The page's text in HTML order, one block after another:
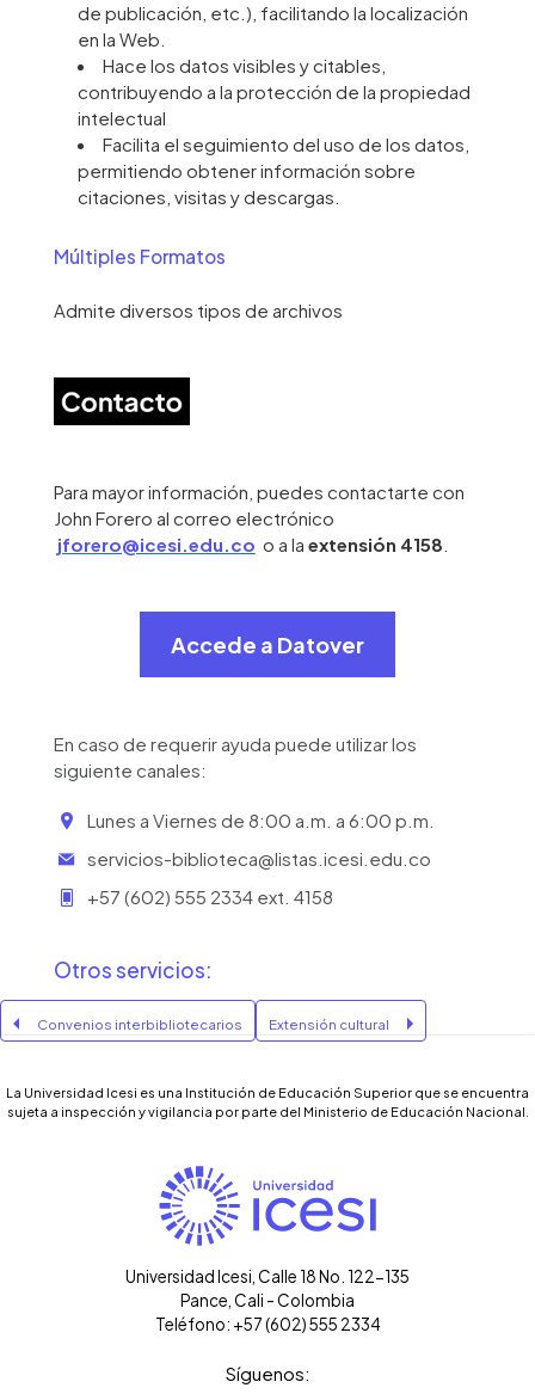
de publicación, etc.), facilitando la localización
en la Web.
Hace los datos visibles y citables,
contribuyendo a la protección de la propiedad
intelectual
Facilita el seguimiento del uso de los datos,
permitiendo obtener información sobre
citaciones, visitas y descargas.
Múltiples Formatos
Admite diversos tipos de archivos
Para mayor información, puedes contactarte con
John Forero al correo electrónico
jforero@icesi.edu.co o a la extensión 4158
Accede a Datover
En caso de requerir ayuda puede utilizar los
siguiente canales:
Lunes a Viernes de 8:00 a.m. a 6:00 p.m.
servicios-biblioteca@listas.icesi.edu.co
+57 (602) 555 2334 ext. 4158
Otros servicios:
Extensión cultural
Convenios interbibliotecarios
La Universidad Icesi es una Institución de Educación Superior que se encuentra
sujeta a inspección y vigilancia por parte del Ministerio de Educación Nacional.
Universidad Icesi, Calle 18 No. 122-135
Pance, Cali - Colombia
Teléfono: +57 (602) 555 2334
Síguenos: